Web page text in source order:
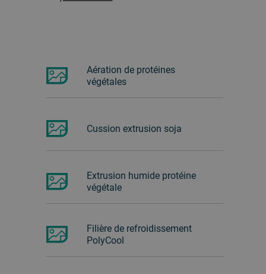
Aération de protéines
végétales
Cussion extrusion soja
Extrusion humide protéine
végétale
Filière de refroidissement
PolyCool